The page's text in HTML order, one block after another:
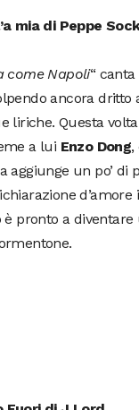
mia di Peppe
come Napoli“ canta
ancora dritto
liriche. Questa
a lui Enzo Dong,
aggiunge un po’ di
d’amore
pronto a diventare